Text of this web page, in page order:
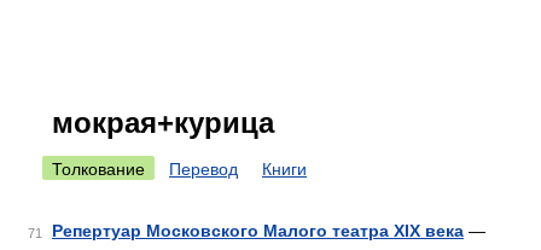
мокрая+курица
Толкование Перевод Книги
71 Репертуар Московского Малого театра XIX века —